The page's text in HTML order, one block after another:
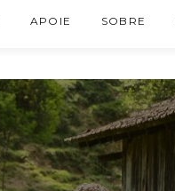
APOIE SOBRE